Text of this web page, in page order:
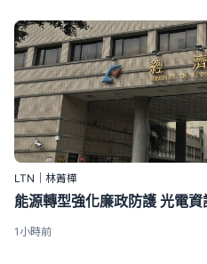
LTN｜林菁樺
能源轉型強化廉政防護 光電
1小時前